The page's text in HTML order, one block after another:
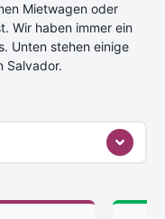
Mietwagen oder
Wir haben immer ein
Unten stehen einige
Salvador.